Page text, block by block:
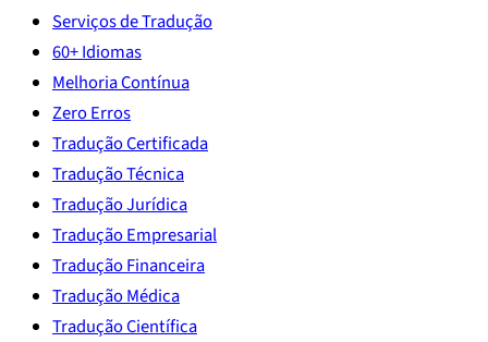
Serviços de Tradução
60+ Idiomas
Melhoria Contínua
Zero Erros
Tradução Certificada
Tradução Técnica
Tradução Jurídica
Tradução Empresarial
Tradução Financeira
Tradução Médica
Tradução Científica